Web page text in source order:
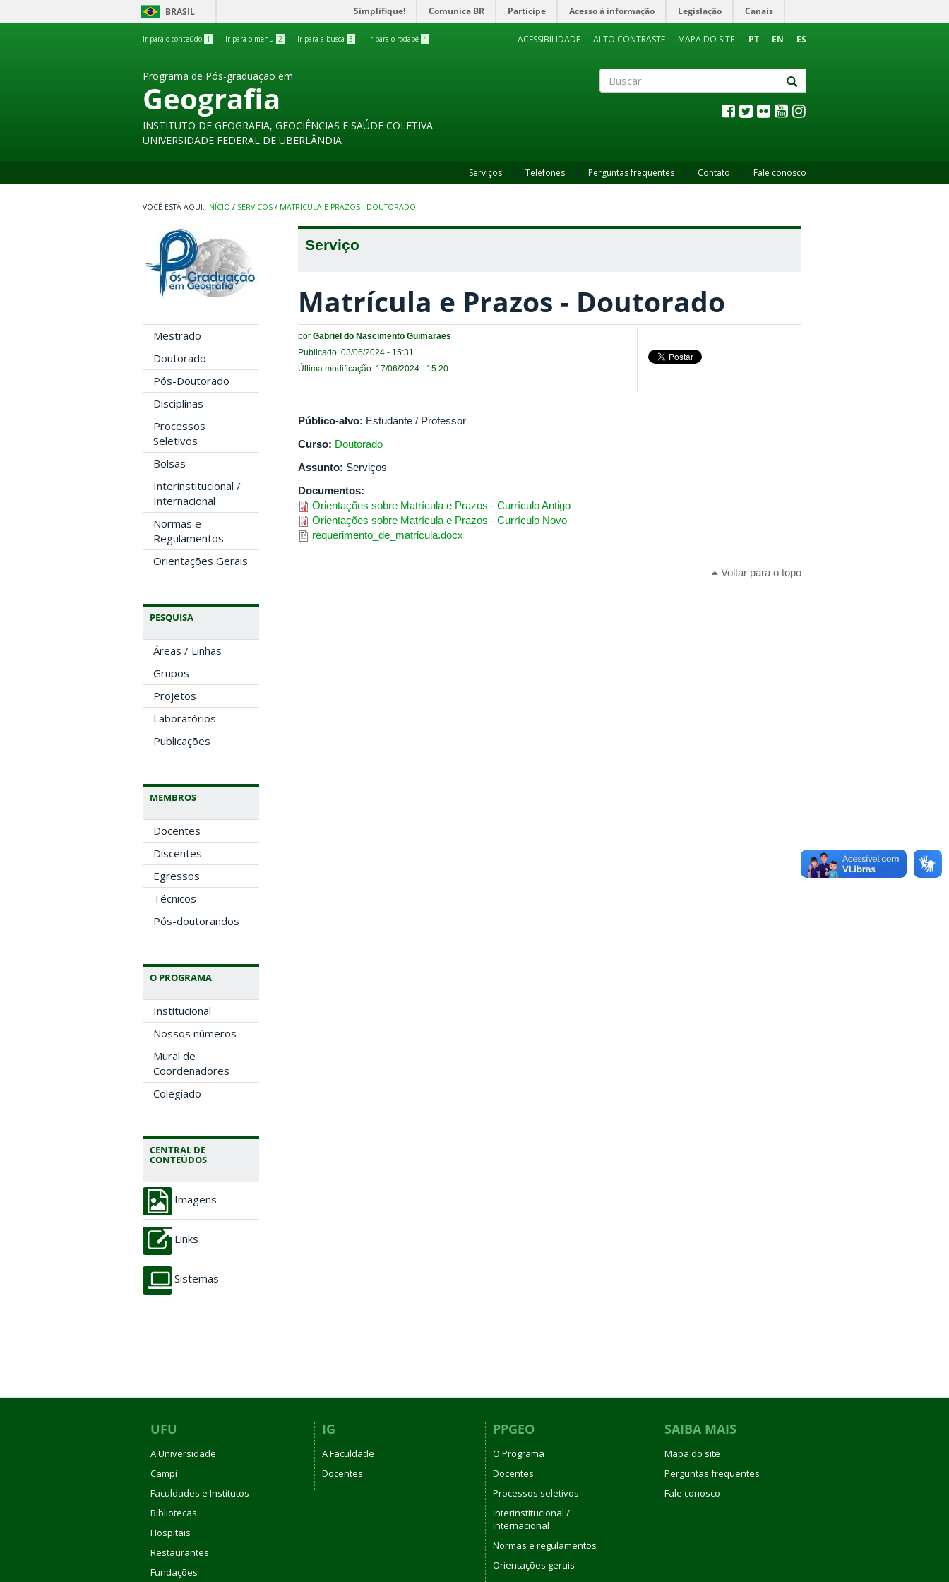
BRASIL Simplifique! Comunica BR Participe Acesso à informação Legislação Canais
Ir para o conteúdo 1 Ir para o menu 2 Ir para a busca 3 Ir para o rodapé 4 PT EN ES
ACESSIBILIDADE ALTO CONTRASTE MAPA DO SITE
Programa de Pós-graduação em
Geografia
INSTITUTO DE GEOGRAFIA, GEOCIÊNCIAS E SAÚDE COLETIVA
UNIVERSIDADE FEDERAL DE UBERLÂNDIA
Serviços Telefones Perguntas frequentes Contato Fale conosco
INÍCIO / SERVICOS / MATRÍCULA E PRAZOS - DOUTORADO
Mestrado
Doutorado
Pós-Doutorado
Disciplinas
Processos
Seletivos
Bolsas
Interinstitucional /
Internacional
Normas e
Regulamentos
Orientações Gerais
PESQUISA
Áreas / Linhas
Grupos
Projetos
Laboratórios
Publicações
MEMBROS
Docentes
Discentes
Egressos
Técnicos
Pós-doutorandos
O PROGRAMA
Institucional
Nossos números
Mural de
Coordenadores
Colegiado
CENTRAL DE
CONTEÚDOS
Imagens
Links
Sistemas
Serviço
Matrícula e Prazos - Doutorado
por Gabriel do Nascimento Guimaraes
Publicado: 03/06/2024 - 15:31
Última modificação: 17/06/2024 - 15:20
Público-alvo: Estudante / Professor
Curso: Doutorado
Assunto: Serviços
Documentos:
Orientações sobre Matrícula e Prazos - Currículo Antigo
Orientações sobre Matrícula e Prazos - Currículo Novo
requerimento_de_matricula.docx
Voltar para o topo
UFU
A Universidade
Campi
Faculdades e Institutos
Bibliotecas
Hospitais
Restaurantes
Fundações
IG
A Faculdade
Docentes
PPGEO
O Programa
Docentes
Processos seletivos
Interinstitucional /
Internacional
Normas e regulamentos
Orientações gerais
SAIBA MAIS
Mapa do site
Perguntas frequentes
Fale conosco